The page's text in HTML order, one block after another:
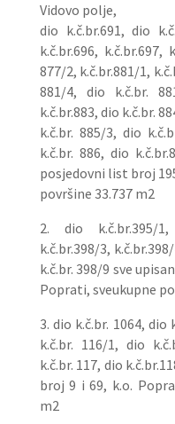
Vidovo polje,
dio k.č.br.691, dio
k.č.br.696, k.č.br.697,
877/2, k.č.br.881/1,
881/4, dio k.č.br.
k.č.br.883, dio k.č.br.
k.č.br. 885/3, dio
k.č.br. 886, dio
posjedovni list broj
površine 33.737 m2
2. dio k.č.br.395/
k.č.br.398/3,
k.č.br. 398/9 sve
Poprati, sveukupne
3. dio k.č.br. 1064, dio
k.č.br. 116/1, dio
k.č.br. 117, dio
broj 9 i 69, k.o.
m2